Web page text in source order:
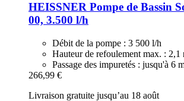
HEISSNER Pompe de Bassin
00, 3.500 l/h
Débit de la pompe : 3 500 l/h
Hauteur de refoulement max. : 2,1
Passage des impuretés : jusqu'à 6
266,99 €
Livraison gratuite jusqu’au 18 août